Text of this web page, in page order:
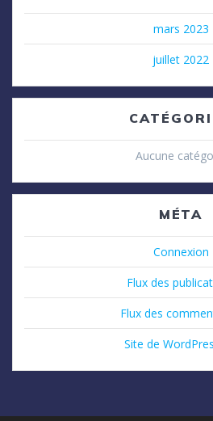
mars 2023
juillet 2022
Aucune
MÉTA
Connexion
Flux des
Flux des
Site de